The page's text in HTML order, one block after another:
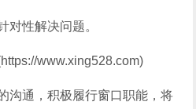
性解决问题。
www.xing528.com)
沟通，积极履行窗口职能，将